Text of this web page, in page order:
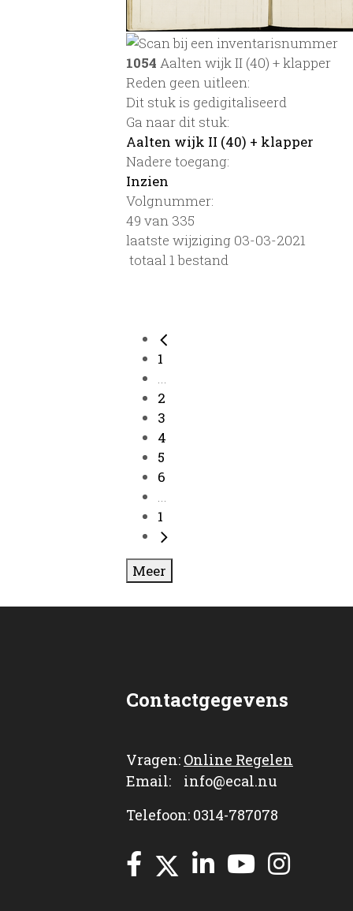
1054 Aalten wijk II (40) + klapper
Reden geen uitleen:
Dit stuk is gedigitaliseerd
Ga naar dit stuk:
Aalten wijk II (40) + klapper
Nadere toegang:
Inzien
Volgnummer:
49 van 335
laatste wijziging 03-03-2021
totaal 1 bestand
1
...
2
3
4
5
6
...
1
Meer
Contactgegevens
Vragen: Online Regelen
Email: info@ecal.nu
Telefoon: 0314-787078